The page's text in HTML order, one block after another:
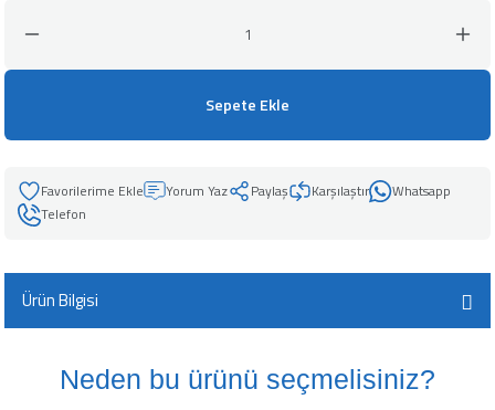
Sepete Ekle
Yorum Yaz Paylaş Karşılaştır
Whatsapp
Telefon
Ürün Bilgisi
Neden bu ürünü seçmelisiniz?